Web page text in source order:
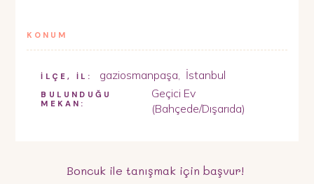
KONUM
İLÇE, İL: gaziosmanpaşa, İstanbul
BULUNDUĞU
MEKAN:
Geçici Ev
(Bahçede/Dışarıda)
Boncuk ile tanışmak için başvur!